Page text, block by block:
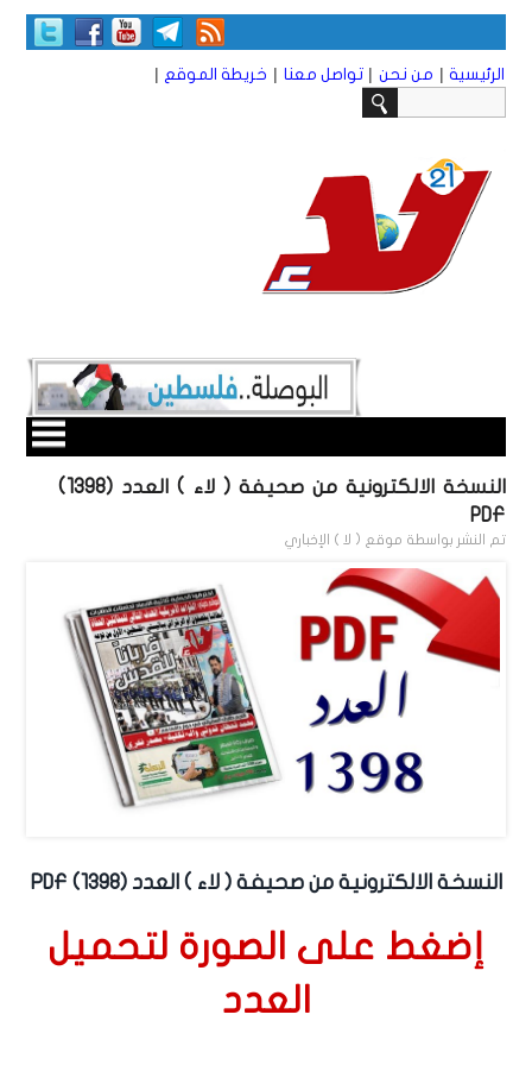
الرئيسية | من نحن | تواصل معنا | خريطة الموقع |
النسخة الالكترونية من صحيفة ( لاء ) العدد (1398)
PDF
تم النشر بواسطة موقع ( لا ) الإخباري
النسخة الالكترونية من صحيفة ( لاء ) العدد (1398) PDF
إضغط على الصورة لتحميل
العدد